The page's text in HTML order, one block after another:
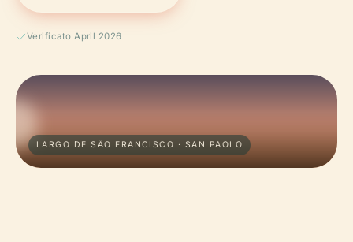
Verificato April 2026
LARGO DE SÃO FRANCISCO · SAN PAOLO